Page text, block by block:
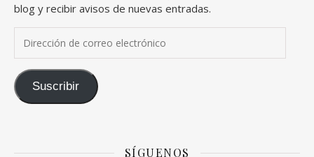
blog y recibir avisos de nuevas entradas.
Suscribir
SÍGUENOS